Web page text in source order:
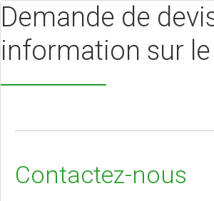
Demande de
information sur le
Contactez-nous